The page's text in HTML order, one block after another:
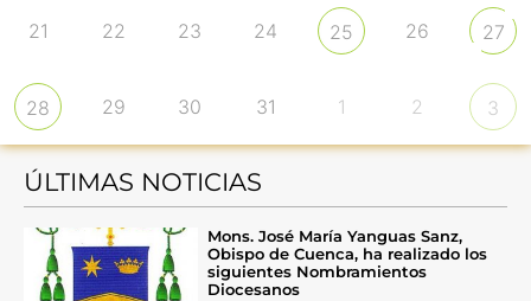
21 22 23 24 25 26 27
28 29 30 31 1 2 3
ÚLTIMAS NOTICIAS
Mons. José María Yanguas Sanz,
Obispo de Cuenca, ha realizado los
siguientes Nombramientos
Diocesanos